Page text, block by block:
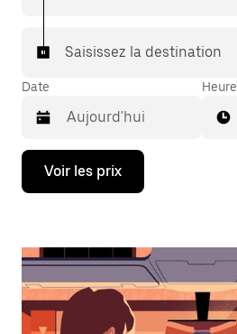
Saisissez la destination
Date
Appuyez
la
bas
ouvrir
le
calendrier
Heure
Voir les prix